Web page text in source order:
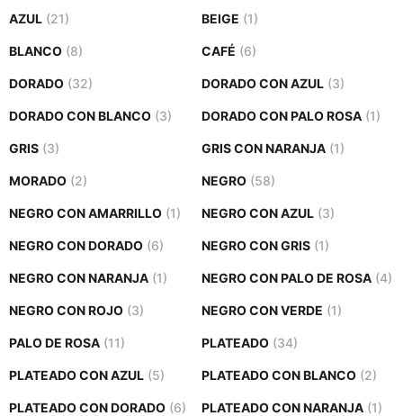
t
AZUL (21) BEIGE (1)
BLANCO (8) CAFÉ (6)
DORADO (32) DORADO CON AZUL (3)
DORADO CON BLANCO (3) DORADO CON PALO ROSA (1)
GRIS (3) GRIS CON NARANJA (1)
MORADO (2) NEGRO (58)
NEGRO CON AMARRILLO (1) NEGRO CON AZUL (3)
NEGRO CON DORADO (6) NEGRO CON GRIS (1)
NEGRO CON NARANJA (1) NEGRO CON PALO DE ROSA (4)
NEGRO CON ROJO (3) NEGRO CON VERDE (1)
PALO DE ROSA (11) PLATEADO (34)
PLATEADO CON AZUL (5) PLATEADO CON BLANCO (2)
PLATEADO CON DORADO (6) PLATEADO CON NARANJA (1)